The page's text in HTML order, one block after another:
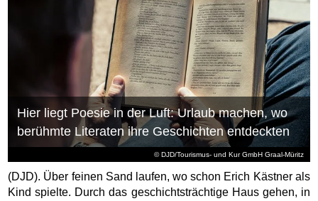
© DJD/Tourismus- und Kur GmbH Graal-Müritz
Hier liegt Poesie in der Luft: Urlaub machen, wo
berühmte Literaten ihre Geschichten entdeckten
(DJD). Über feinen Sand laufen, wo schon Erich Kästner als
Kind spielte. Durch das geschichtsträchtige Haus gehen, in